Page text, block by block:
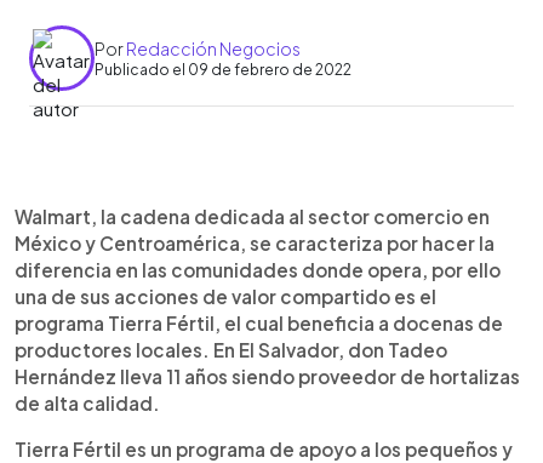
PorRedacción Negocios
Publicado el 09 de febrero de 2022
► Escuchar artículo
Walmart, la cadena dedicada al sector comercio en
México y Centroamérica, se caracteriza por hacer la
diferencia en las comunidades donde opera, por ello
una de sus acciones de valor compartido es el
programa Tierra Fértil, el cual beneficia a docenas de
productores locales. En El Salvador, don Tadeo
Hernández lleva 11 años siendo proveedor de hortalizas
de alta calidad.
Tierra Fértil es un programa de apoyo a los pequeños y